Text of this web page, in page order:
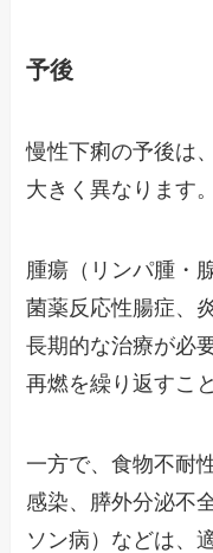
予後
慢性下痢の予後は
大きく異なります。
腫瘍（リンパ腫・
菌薬反応性腸症、
長期的な治療が必
再燃を繰り返すこ
一方で、食物不耐
感染、膵外分泌不
ソン病）などは、